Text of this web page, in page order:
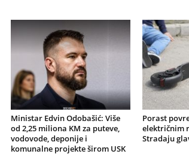
Ministar Edvin Odobašić: Više
od 2,25 miliona KM za puteve,
vodovode, deponije i
komunalne projekte širom USK
Porast
električnim
Stradaju